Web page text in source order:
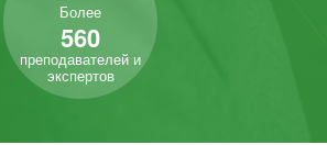
Более
560
преподавателей и
экспертов